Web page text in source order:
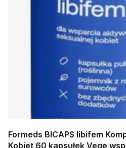
Formeds BICAPS libifem
Kobiet 60 kapsułek Vege